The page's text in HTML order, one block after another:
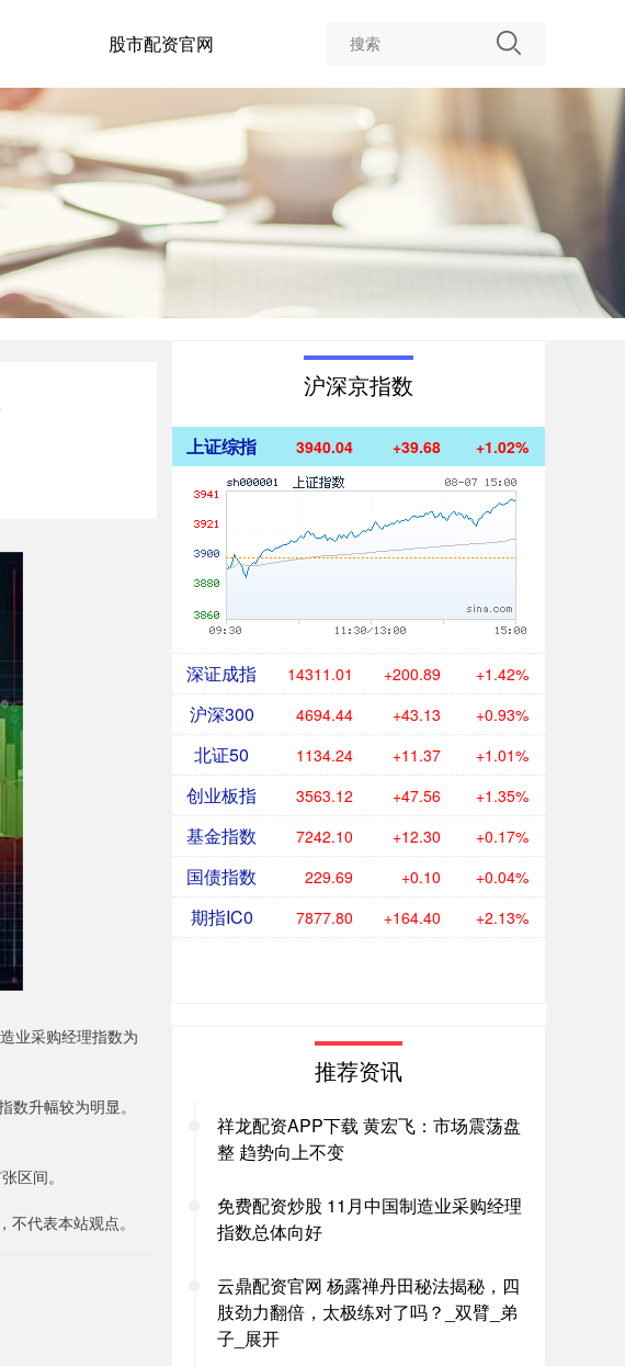
股市配资官网
业采购经理指数为
升幅较为明显。
区间。
不代表本站观点。
沪深京指数
上证综指 3940.04 +39.68 +1.02%
深证成指 14311.01 +200.89 +1.42%
沪深300 4694.44 +43.13 +0.93%
北证50 1134.24 +11.37 +1.01%
创业板指 3563.12 +47.56 +1.35%
基金指数 7242.10 +12.30 +0.17%
国债指数 229.69 +0.10 +0.04%
期指IC0 7877.80 +164.40 +2.13%
推荐资讯
祥龙配资APP下载 黄宏飞：市场震荡盘
整 趋势向上不变
免费配资炒股 11月中国制造业采购经理
指数总体向好
云鼎配资官网 杨露禅丹田秘法揭秘，四
肢劲力翻倍，太极练对了吗？_双臂_弟
子_展开